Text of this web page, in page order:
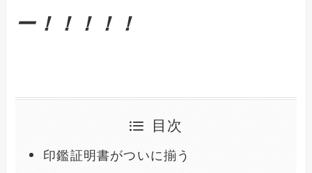
ー！！！！！
目次
印鑑証明書がついに揃う